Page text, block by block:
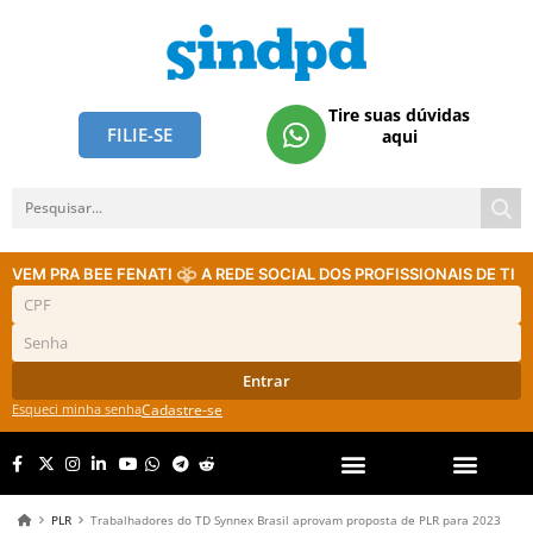
FILIE-SE
Tire suas dúvidas
aqui
VEM PRA BEE FENATI A REDE SOCIAL DOS PROFISSIONAIS DE TI
Entrar
Esqueci minha senhaCadastre-se
PLR Trabalhadores do TD Synnex Brasil aprovam proposta de PLR para 2023